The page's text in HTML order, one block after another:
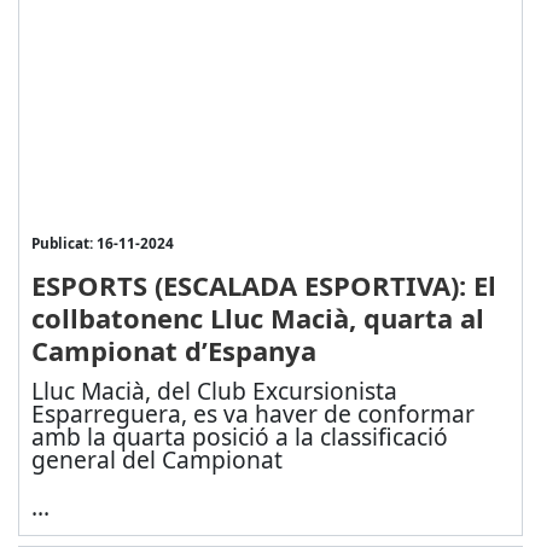
Publicat: 16-11-2024
ESPORTS (ESCALADA ESPORTIVA): El
collbatonenc Lluc Macià, quarta al
Campionat d’Espanya
Lluc Macià, del Club Excursionista
Esparreguera, es va haver de conformar
amb la quarta posició a la classificació
general del Campionat
...